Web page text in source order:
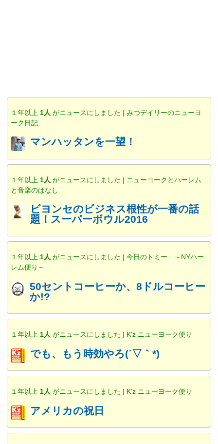
１年以上 1人 がニュースにしました | みつデイリーのニューヨ
ーク日記
マンハッタンを一望！
１年以上 1人 がニュースにしました | ニューヨークとハーレム
と音楽のはなし
ビヨンセのビジネス根性が一番の話
題！スーパーボウル2016
１年以上 1人 がニュースにしました | 今日のトミー ～NYハー
レム便り～
50セントコーヒーか、8ドルコーヒー
か!?
１年以上 1人 がニュースにしました | K'z ニューヨーク便り
でも、もう時効やろ(´▽｀*)
１年以上 1人 がニュースにしました | K'z ニューヨーク便り
アメリカの祝日